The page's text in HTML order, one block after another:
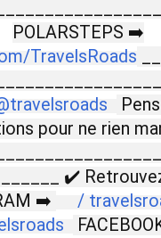
POLARSTEPS ➡️
TravelsRoads
pour ne rien
✔
➡️
/